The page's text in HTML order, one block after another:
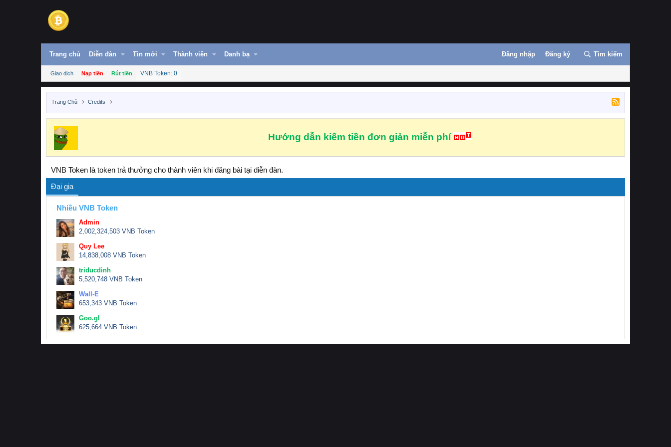
Trang chủ Diễn đàn Tin mới Thành viên Danh bạ Đăng nhập Đăng ký Tìm kiếm
Giao dịch Nạp tiền Rút tiền VNB Token: 0
Trang Chủ Credits
Hướng dẫn kiếm tiền đơn giản miễn phí
VNB Token là token trả thưởng cho thành viên khi đăng bài tại diễn đàn.
Đại gia
Nhiều VNB Token
Admin
2,002,324,503 VNB Token
Quy Lee
14,838,008 VNB Token
triducdinh
5,520,748 VNB Token
Wall-E
653,343 VNB Token
Goo.gl
625,664 VNB Token